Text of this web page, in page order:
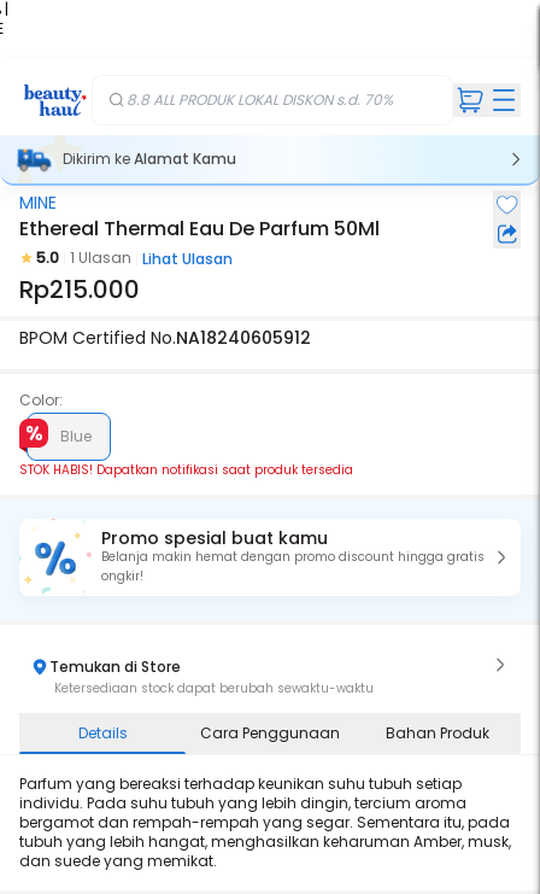
|
8.8 ALL PRODUK LOKAL DISKON s.d. 70%
Dikirim keAlamat Kamu
Stok Habis
MINE
Ethereal Thermal Eau De Parfum 50Ml
5.0 1 Ulasan Lihat Ulasan
Rp215.000
BPOM Certified No.NA18240605912
Color:
Blue
STOK HABIS! Dapatkan notifikasi saat produk tersedia
Promo spesial buat kamu
Belanja makin hemat dengan promo discount hingga gratis
ongkir!
Temukan di Store
Ketersediaan stock dapat berubah sewaktu-waktu
Details Cara Penggunaan Bahan Produk
Parfum yang bereaksi terhadap keunikan suhu tubuh setiap
individu. Pada suhu tubuh yang lebih dingin, tercium aroma
bergamot dan rempah-rempah yang segar. Sementara itu, pada
tubuh yang lebih hangat, menghasilkan keharuman Amber, musk,
dan suede yang memikat.